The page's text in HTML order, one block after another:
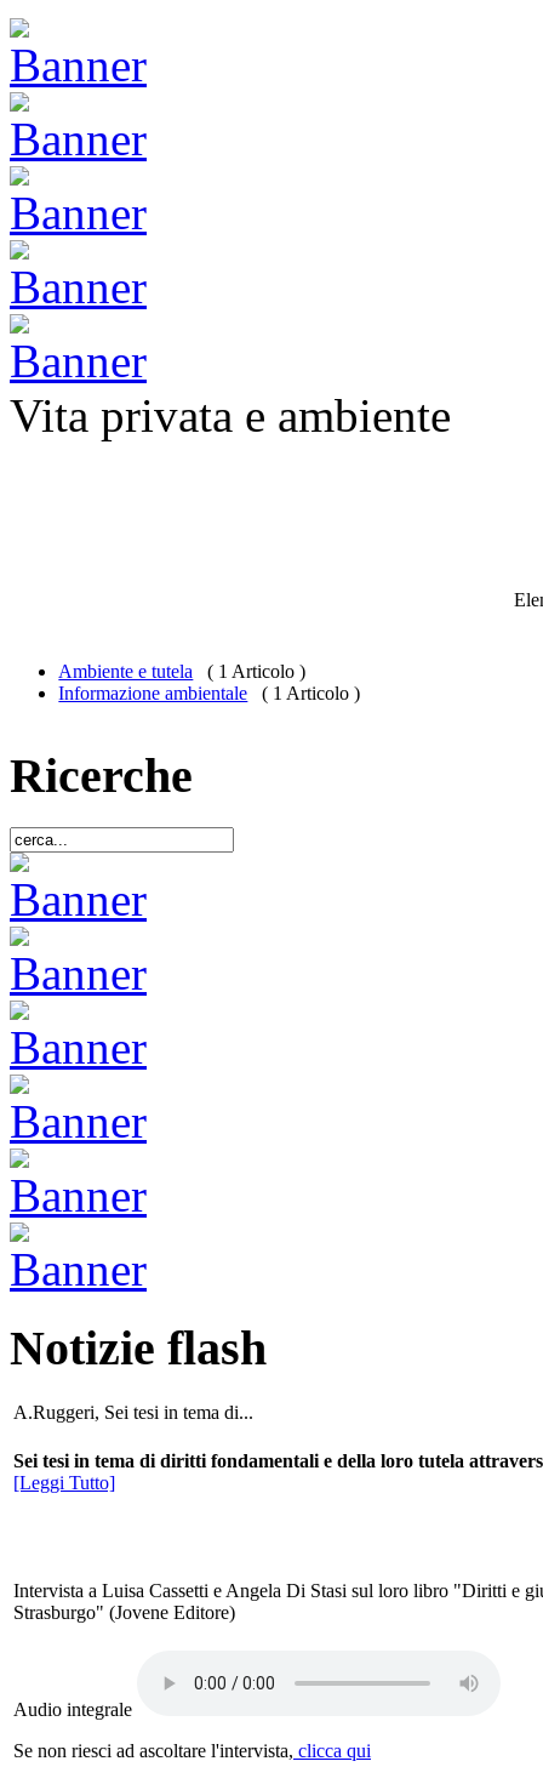
Vita privata e ambiente
Ambiente e tutela
( 1 Articolo )
Informazione ambientale
( 1 Articolo )
Ricerche
Notizie flash
A.Ruggeri, Sei tesi in tema di...
Sei tesi in tema di diritti fondamentali e della loro tutela
[Leggi Tutto]
Intervista a Luisa Cassetti e Angela Di Stasi sul loro libro "Diritti e
Strasburgo" (Jovene Editore)
Audio integrale
Se non riesci ad ascoltare l'intervista, clicca qui